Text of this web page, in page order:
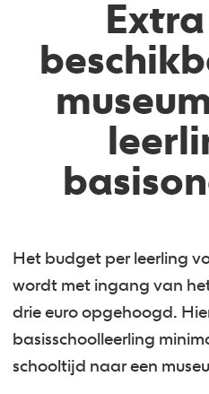
Het budget per leerling
wordt met ingang van
drie euro opgehoogd.
basisschoolleerling
schooltijd naar een